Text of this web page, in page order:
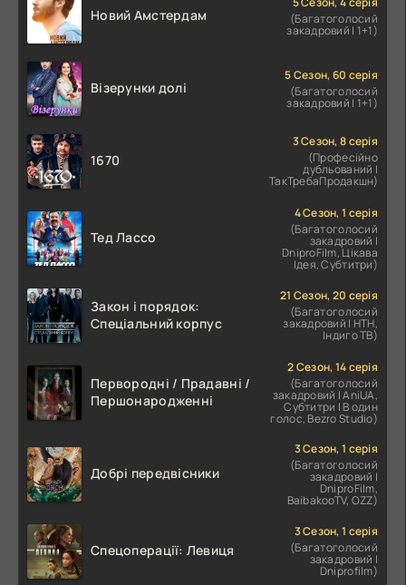
Новий Амстердам
(Багатоголосий
закадровий | 1+1)
Візерунки долі
5 Сезон, 60 серія
(Багатоголосий
закадровий | 1+1)
1670
3 Сезон, 8 серія
(Професійно
дубльований |
ТакТребаПродакшн)
Тед Лассо
4 Сезон, 1 серія
(Багатоголосий
закадровий |
DniproFilm, Цікава
Ідея, Субтитри)
Закон і порядок:
Спеціальний корпус
21 Сезон, 20 серія
(Багатоголосий
закадровий | НТН,
Індиго ТВ)
Первородні / Прадавні /
Першонародженні
2 Сезон, 14 серія
(Багатоголосий
закадровий | AniUA,
Субтитри | В один
голос, Bezro Studio)
Добрі передвісники
3 Сезон, 1 серія
(Багатоголосий
закадровий |
DniproFilm,
BaibakooTV, OZZ)
Спецоперації: Левиця
3 Сезон, 1 серія
(Багатоголосий
закадровий |
Dniprofilm)